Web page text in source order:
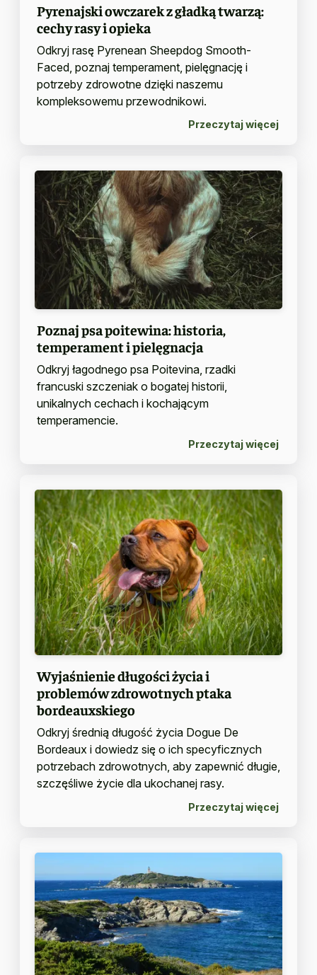
Pyrenajski owczarek z gładką twarzą:
cechy rasy i opieka
Odkryj rasę Pyrenean Sheepdog Smooth-
Faced, poznaj temperament, pielęgnację i
potrzeby zdrowotne dzięki naszemu
kompleksowemu przewodnikowi.
Przeczytaj więcej
Poznaj psa poitewina: historia,
temperament i pielęgnacja
Odkryj łagodnego psa Poitevina, rzadki
francuski szczeniak o bogatej historii,
unikalnych cechach i kochającym
temperamencie.
Przeczytaj więcej
Wyjaśnienie długości życia i
problemów zdrowotnych ptaka
bordeauxskiego
Odkryj średnią długość życia Dogue De
Bordeaux i dowiedz się o ich specyficznych
potrzebach zdrowotnych, aby zapewnić długie,
szczęśliwe życie dla ukochanej rasy.
Przeczytaj więcej